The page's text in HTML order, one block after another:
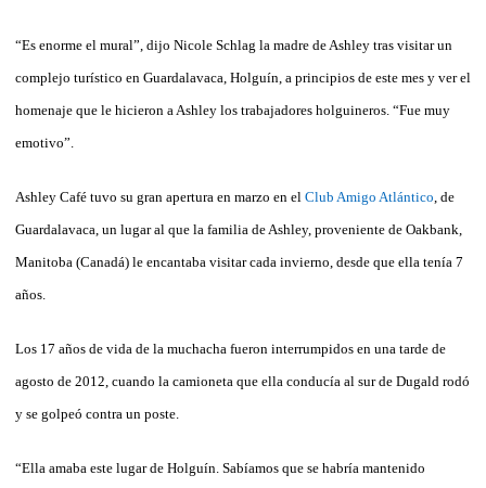
“Es enorme el mural”, dijo Nicole Schlag la madre de Ashley tras visitar un
complejo turístico en Guardalavaca, Holguín, a principios de este mes y ver el
homenaje que le hicieron a Ashley los trabajadores holguineros. “Fue muy
emotivo”.
Ashley Café tuvo su gran apertura en marzo en el Club Amigo Atlántico , de
Guardalavaca, un lugar al que la familia de Ashley, proveniente de Oakbank,
Manitoba (Canadá) le encantaba visitar cada invierno, desde que ella tenía 7
años.
Los 17 años de vida de la muchacha fueron interrumpidos en una tarde de
agosto de 2012, cuando la camioneta que ella conducía al sur de Dugald rodó
y se golpeó contra un poste.
“Ella amaba este lugar de Holguín. Sabíamos que se habría mantenido